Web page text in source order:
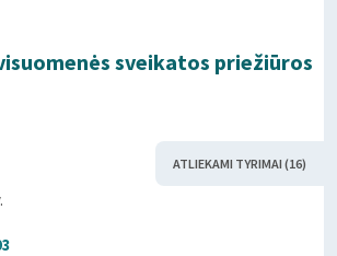
sveikatos priežiūros
ATLIEKAMI TYRIMAI (16)